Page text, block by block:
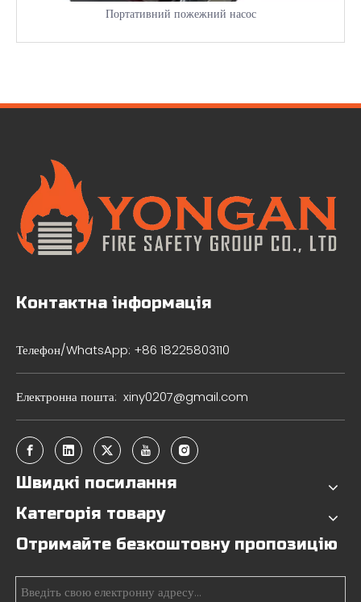
Портативний пожежний насос
Контактна інформація
Телефон/WhatsApp: +86 18225803110
Електронна пошта: xiny0207@gmail.com
Швидкі посилання
Категорія товару
Отримайте безкоштовну пропозицію